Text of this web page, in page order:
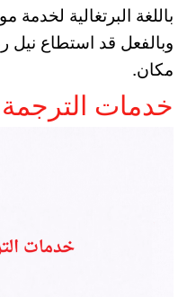
باللغة البرتغالية لخدمة
وبالفعل قد استطاع نيل
مكان.
خدمات الترجمة